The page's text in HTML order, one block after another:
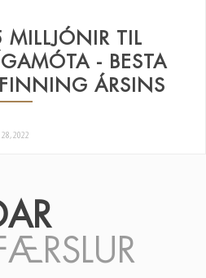
TIL
- BESTA
ÁRSINS
28, 2022